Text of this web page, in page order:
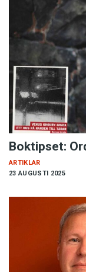
Boktipset:
23 AUGUSTI 2025
ARTIKLAR